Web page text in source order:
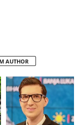
AUTHOR